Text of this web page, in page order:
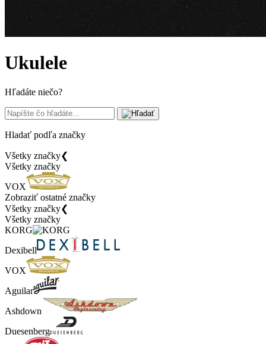
Ukulele
Hľadáte niečo?
Hladať podľa značky
Všetky značky❮
Všetky značky
VOX
Zobraziť ostatné značky
Všetky značky❮
Všetky značky
KORG
Dexibell
VOX
Aguilar
Ashdown
Duesenberg